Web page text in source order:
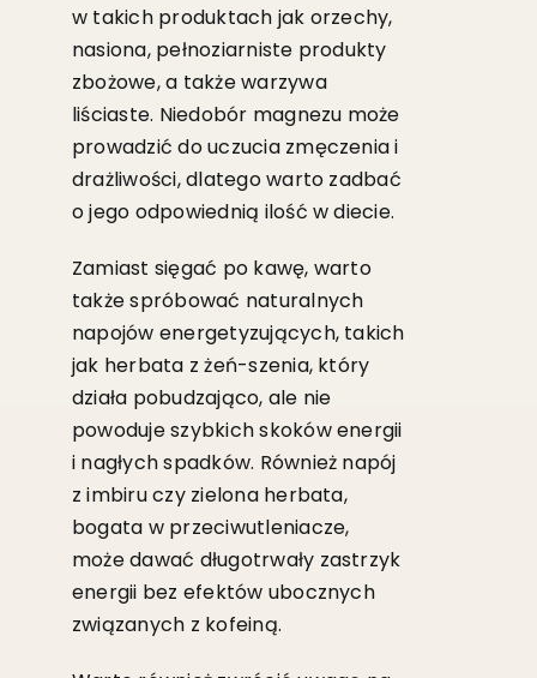
w takich produktach jak orzechy,
nasiona, pełnoziarniste produkty
zbożowe, a także warzywa
liściaste. Niedobór magnezu może
prowadzić do uczucia zmęczenia i
drażliwości, dlatego warto zadbać
o jego odpowiednią ilość w diecie.
Zamiast sięgać po kawę, warto
także spróbować naturalnych
napojów energetyzujących, takich
jak herbata z żeń-szenia, który
działa pobudzająco, ale nie
powoduje szybkich skoków energii
i nagłych spadków. Również napój
z imbiru czy zielona herbata,
bogata w przeciwutleniacze,
może dawać długotrwały zastrzyk
energii bez efektów ubocznych
związanych z kofeiną.